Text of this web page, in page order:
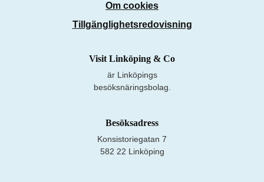
Om cookies
Tillgänglighetsredovisning
Visit Linköping & Co
är Linköpings
besöksnäringsbolag.
Besöksadress
Konsistoriegatan 7
582 22 Linköping